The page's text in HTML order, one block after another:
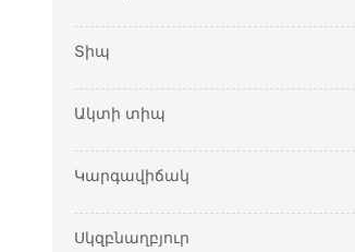
Տիպ
Ակտի տիպ
Կարգավիճակ
Սկզբնաղբյուր